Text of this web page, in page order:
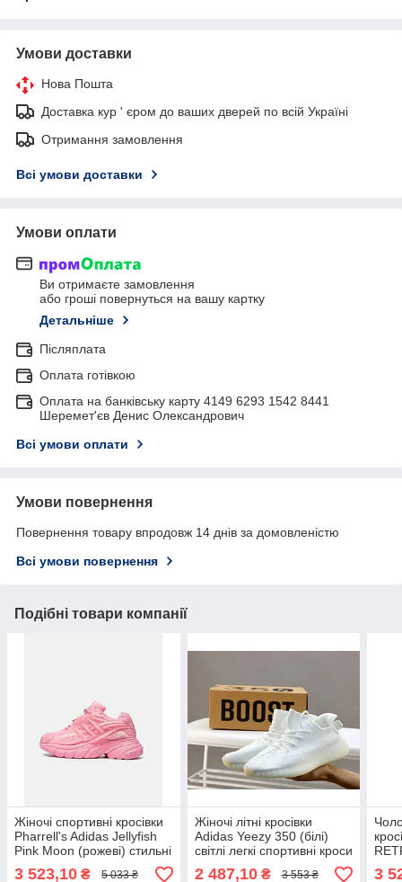
Умови доставки
Нова Пошта
Доставка кур ' єром до ваших дверей по всій Україні
Отримання замовлення
Всі умови доставки
Умови оплати
Ви отримаєте замовлення
або гроші повернуться на вашу картку
Детальніше
Післяплата
Оплата готівкою
Оплата на банківську карту 4149 6293 1542 8441
Шеремет'єв Денис Олександрович
Всі умови оплати
Умови повернення
Повернення товару впродовж 14 днів за домовленістю
Всі умови повернення
Подібні товари компанії
Жіночі спортивні кросівки
Pharrell's Adidas Jellyfish
Pink Moon (рожеві) стильні
3 523,10 ₴ 5 033 ₴
Жіночі літні кросівки
Adidas Yeezy 350 (білі)
світлі легкі спортивні кроси
2 487,10₴ 3 553 ₴ 3